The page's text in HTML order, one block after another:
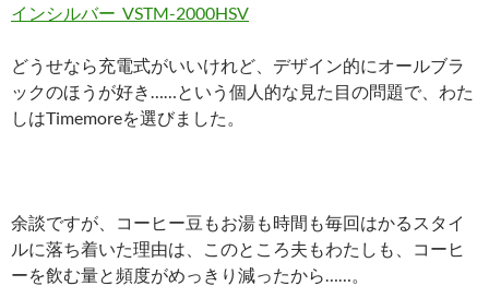
インシルバー VSTM-2000HSV
どうせなら充電式がいいけれど、デザイン的にオールブラ
ックのほうが好き……という個人的な見た目の問題で、わた
しはTimemoreを選びました。
余談ですが、コーヒー豆もお湯も時間も毎回はかるスタイ
ルに落ち着いた理由は、このところ夫もわたしも、コーヒ
ーを飲む量と頻度がめっきり減ったから……。